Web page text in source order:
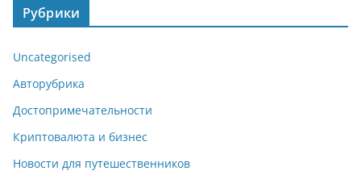
Рубрики
Uncategorised
Авторубрика
Достопримечательности
Криптовалюта и бизнес
Новости для путешественников